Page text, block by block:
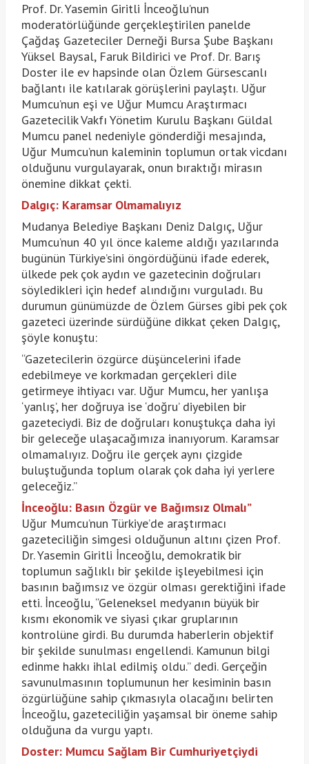
Prof. Dr. Yasemin Giritli İnceoğlu’nun
moderatörlüğünde gerçekleştirilen panelde
Çağdaş Gazeteciler Derneği Bursa Şube Başkanı
Yüksel Baysal, Faruk Bildirici ve Prof. Dr. Barış
Doster ile ev hapsinde olan Özlem Gürsescanlı
bağlantı ile katılarak görüşlerini paylaştı. Uğur
Mumcu’nun eşi ve Uğur Mumcu Araştırmacı
Gazetecilik Vakfı Yönetim Kurulu Başkanı Güldal
Mumcu panel nedeniyle gönderdiği mesajında,
Uğur Mumcu’nun kaleminin toplumun ortak vicdanı
olduğunu vurgulayarak, onun bıraktığı mirasın
önemine dikkat çekti.
Dalgıç: Karamsar Olmamalıyız
Mudanya Belediye Başkanı Deniz Dalgıç, Uğur
Mumcu’nun 40 yıl önce kaleme aldığı yazılarında
bugünün Türkiye’sini öngördüğünü ifade ederek,
ülkede pek çok aydın ve gazetecinin doğruları
söyledikleri için hedef alındığını vurguladı. Bu
durumun günümüzde de Özlem Gürses gibi pek çok
gazeteci üzerinde sürdüğüne dikkat çeken Dalgıç,
şöyle konuştu:
“Gazetecilerin özgürce düşüncelerini ifade
edebilmeye ve korkmadan gerçekleri dile
getirmeye ihtiyacı var. Uğur Mumcu, her yanlışa
‘yanlış’, her doğruya ise ‘doğru’ diyebilen bir
gazeteciydi. Biz de doğruları konuştukça daha iyi
bir geleceğe ulaşacağımıza inanıyorum. Karamsar
olmamalıyız. Doğru ile gerçek aynı çizgide
buluştuğunda toplum olarak çok daha iyi yerlere
geleceğiz.”
İnceoğlu: Basın Özgür ve Bağımsız Olmalı”
Uğur Mumcu’nun Türkiye’de araştırmacı
gazeteciliğin simgesi olduğunun altını çizen Prof.
Dr. Yasemin Giritli İnceoğlu, demokratik bir
toplumun sağlıklı bir şekilde işleyebilmesi için
basının bağımsız ve özgür olması gerektiğini ifade
etti. İnceoğlu, “Geleneksel medyanın büyük bir
kısmı ekonomik ve siyasi çıkar gruplarının
kontrolüne girdi. Bu durumda haberlerin objektif
bir şekilde sunulması engellendi. Kamunun bilgi
edinme hakkı ihlal edilmiş oldu.” dedi. Gerçeğin
savunulmasının toplumunun her kesiminin basın
özgürlüğüne sahip çıkmasıyla olacağını belirten
İnceoğlu, gazeteciliğin yaşamsal bir öneme sahip
olduğuna da vurgu yaptı.
Doster: Mumcu Sağlam Bir Cumhuriyetçiydi